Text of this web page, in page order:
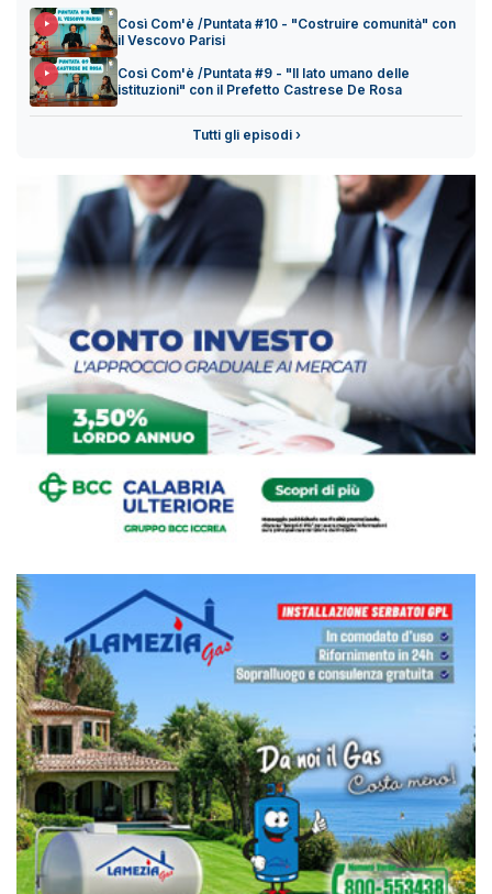
Così Com'è /Puntata #10 - "Costruire comunità" con
il Vescovo Parisi
Così Com'è /Puntata #9 - "Il lato umano delle
istituzioni" con il Prefetto Castrese De Rosa
Tutti gli episodi ›